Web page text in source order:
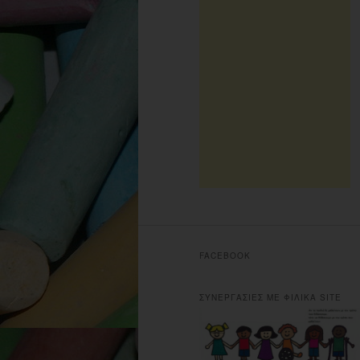
FACEBOOK
ΣΥΝΕΡΓΑΣΙΕΣ ΜΕ ΦΙΛΙΚΑ SITE